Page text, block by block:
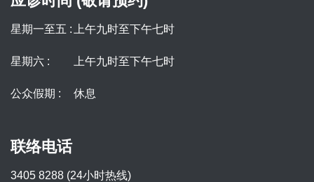
星期一至五 : 上午九时至下午七时
星期六 : 上午九时至下午七时
公众假期 : 休息
联络电话
3405 8288 (24小时热线)